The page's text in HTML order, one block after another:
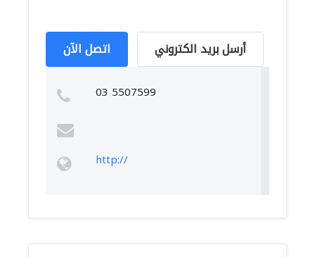
اتصل الآن أرسل بريد الكتروني
03 5507599
http://